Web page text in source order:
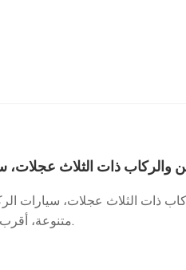
والركاب ذات الثلاث عجلات،
ذات الثلاث عجلات، سيارات
متنوعة، أقرب إلى احتياجات السوق والمستخدمين، وتلبي تجارب المستخدم المختلفة.